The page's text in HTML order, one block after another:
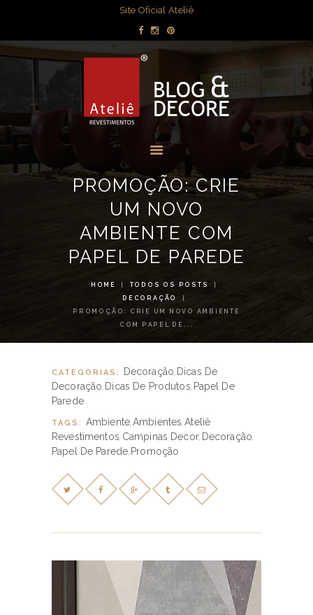
Site Oficial Ateliê
PROMOÇÃO: CRIE
UM NOVO
AMBIENTE COM
PAPEL DE PAREDE
HOME
TODOS OS POSTS
DECORAÇÃO
PROMOÇÃO: CRIE UM NOVO AMBIENTE
COM PAPEL DE...
BLOG & DECORE - ATELIÊ
REVESTIMENTOS
Blog com dicas de decorações e interiores.
DECORAÇÃO
DICAS POR
AMBIENTE
MÍDIA
EVENTOS
LOJAS
CONTATO
CATEGORIAS: Decoração, Dicas De
Decoração, Dicas De Produtos, Papel De
Parede
TAGS: Ambiente,Ambientes,Ateliê
Revestimentos, Campinas Decor, Decoração,
Papel De Parede, Promoção